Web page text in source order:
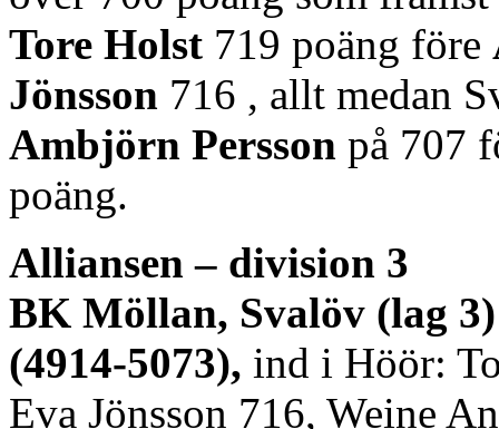
Tore Holst 719 poäng före
Jönsson 716 , allt medan
Ambjörn Persson på 707
poäng.
Alliansen – division 3
BK Möllan, Svalöv (lag
(4914-5073), ind i Höör:
Eva Jönsson 716, Weine